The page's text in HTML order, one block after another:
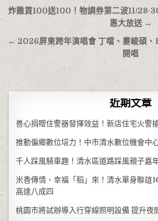
文章導覽
炸雞買100送100！物調券第二波11/28-
惠大放送 →
← 2026屏東跨年演唱會 丁噹、婁峻碩、
開唱
近期文章
善心捐贈住警器發揮效益！新店住宅火警
推動偏鄉數位培力！中市清水數位機會中
千人踩風騎車趣！清水區道路踩風親子嘉
米香傳情、幸福「稻」來！清水單身聯誼
高達八成四
桃園市將試辦導入行穿線照明設備 提升夜